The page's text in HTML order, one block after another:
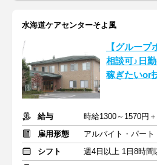
水海道ケアセンターそよ風
【グルー
相談可♪日
稼ぎたいor
給与
時給1300～1570円
雇用形態
アルバイト・パート
シフト
週4日以上 1日8時間